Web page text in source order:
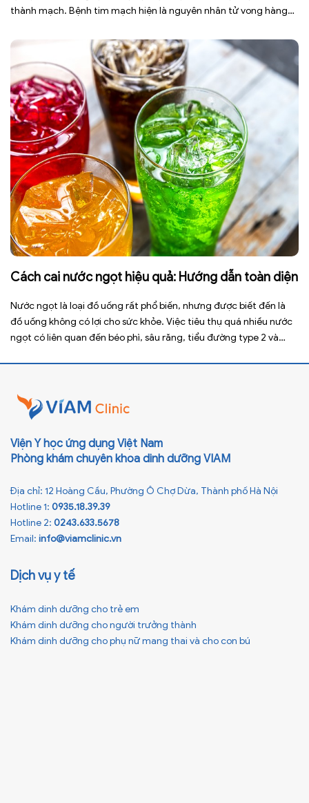
thành mạch. Bệnh tim mạch hiện là nguyên nhân tử vong hàng
ngày có thể […]
Cách cai nước ngọt hiệu quả: Hướng dẫn toàn diện
Nước ngọt là loại đồ uống rất phổ biến, nhưng được biết đến là
đồ uống không có lợi cho sức khỏe. Việc tiêu thụ quá nhiều nước
ngọt có liên quan đến béo phì, sâu răng, tiểu đường type 2 và
Viện Y học ứng dụng Việt Nam
Phòng khám chuyên khoa dinh dưỡng VIAM
Địa chỉ: 12 Hoàng Cầu, Phường Ô Chợ Dừa, Thành phố Hà Nội
Hotline 1: 0935.18.39.39
Hotline 2: 0243.633.5678
Email: info@viamclinic.vn
Dịch vụ y tế
Khám dinh dưỡng cho trẻ em
Khám dinh dưỡng cho người trưởng thành
Khám dinh dưỡng cho phụ nữ mang thai và cho con bú